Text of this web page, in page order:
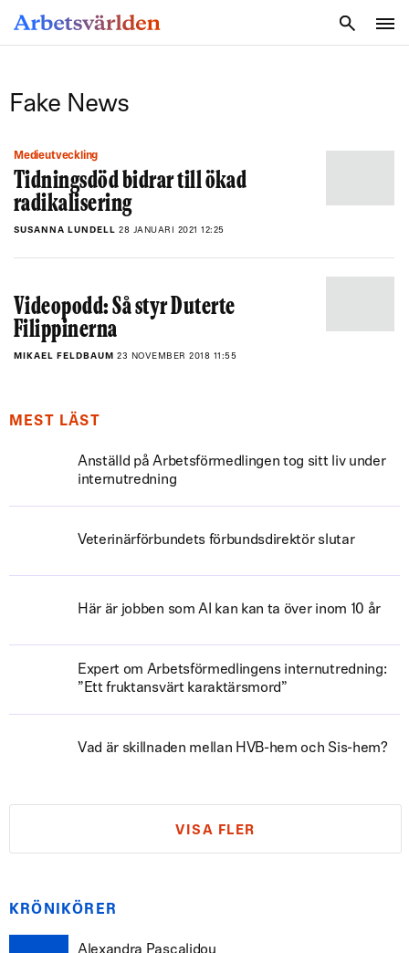
Fake News
Medieutveckling
Tidningsdöd bidrar till ökad
radikalisering
SUSANNA LUNDELL 28 JANUARI 2021 12:25
Videopodd: Så styr Duterte
Filippinerna
MIKAEL FELDBAUM 23 NOVEMBER 2018 11:55
MEST LÄST
Anställd på Arbetsförmedlingen tog sitt liv under
internutredning
Veterinärförbundets förbundsdirektör slutar
Här är jobben som AI kan kan ta över inom 10 år
Expert om Arbetsförmedlingens internutredning:
”Ett fruktansvärt karaktärsmord”
Vad är skillnaden mellan HVB-hem och Sis-hem?
VISA FLER
KRÖNIKÖRER